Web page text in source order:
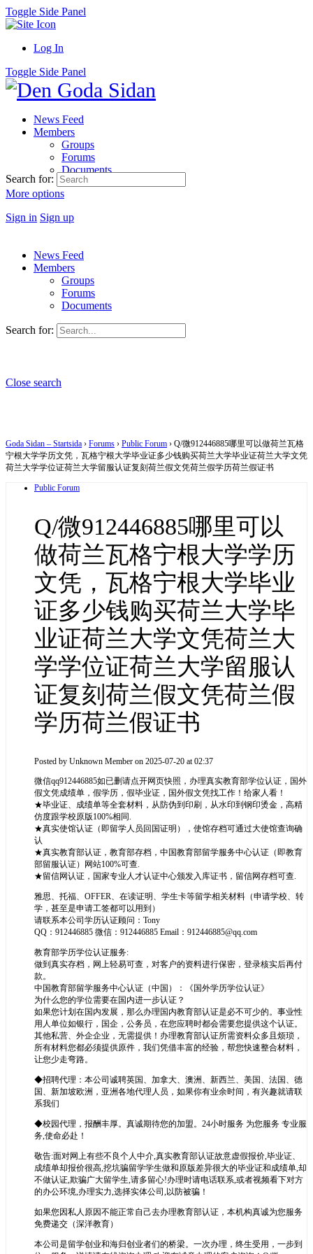
Toggle Side Panel
Log In
Toggle Side Panel
News Feed
Members
Groups
Forums
Documents
More options
Sign in Sign up
Search for:
News Feed
Members
Groups
Forums
Documents
Search for:
Close search
Goda Sidan – Startsida › Forums › Public Forum › Q/微912446885哪里可以做荷兰瓦格
宁根大学学历文凭，瓦格宁根大学毕业证多少钱购买荷兰大学毕业证荷兰大学文凭
荷兰大学学位证荷兰大学留服认证复刻荷兰假文凭荷兰假学历荷兰假证书
Public Forum
Q/微912446885哪里可以
做荷兰瓦格宁根大学学历
文凭，瓦格宁根大学毕业
证多少钱购买荷兰大学毕
业证荷兰大学文凭荷兰大
学学位证荷兰大学留服认
证复刻荷兰假文凭荷兰假
学历荷兰假证书
Posted by Unknown Member on 2025-07-20 at 02:37
微信qq912446885如已删请点开网页快照，办理真实教育部学位认证，国外
假文凭成绩单，假学历，假毕业证，国外假文凭找工作！给家人看！
★毕业证、成绩单等全套材料，从防伪到印刷，从水印到钢印烫金，高精
仿度跟学校原版100%相同.
★真实使馆认证（即留学人员回国证明），使馆存档可通过大使馆查询确
认
★真实教育部认证，教育部存档，中国教育部留学服务中心认证（即教育
部留服认证）网站100%可查.
★留信网认证，国家专业人才认证中心颁发入库证书，留信网存档可查.
雅思、托福、OFFER、在读证明、学生卡等留学相关材料（申请学校、转
学，甚至是申请工签都可以用到）
请联系本公司学历认证顾问：Tony
QQ：912446885 微信：912446885 Email：912446885@qq.com
教育部学历学位认证服务:
做到真实存档，网上轻易可查，对客户的资料进行保密，登录核实后再付
款。
中国教育部留学服务中心认证（中国）：《国外学历学位认证》
为什么您的学位需要在国内进一步认证？
如果您计划在国内发展，那么办理国内教育部认证是必不可少的。事业性
用人单位如银行，国企，公务员，在您应聘时都会需要您提供这个认证。
其他私营、外企企业，无需提供！办理教育部认证所需资料众多且烦琐，
所有材料您都必须提供原件，我们凭借丰富的经验，帮您快速整合材料，
让您少走弯路。
◆招聘代理：本公司诚聘英国、加拿大、澳洲、新西兰、美国、法国、德
国、新加坡欧洲，亚洲各地代理人员，如果你有业余时间，有兴趣就请联
系我们
◆校园代理，报酬丰厚。真诚期待您的加盟。24小时服务 为您服务 专业服
务,使命必赴！
敬告:面对网上有些不良个人中介,真实教育部认证故意虚假报价,毕业证、
成绩单却报价很高,挖坑骗留学学生做和原版差异很大的毕业证和成绩单,却
不做认证,欺骗广大留学生,请多留心!办理时请电话联系,或者视频看下对方
的办公环境,办理实力,选择实体公司,以防被骗！
如果您因私人原因不能正常自己去办理教育部认证，本机构真诚为您服务
免费递交（深洋教育）
本公司是留学创业和海归创业者们的桥梁。一次办理，终生受用，一步到